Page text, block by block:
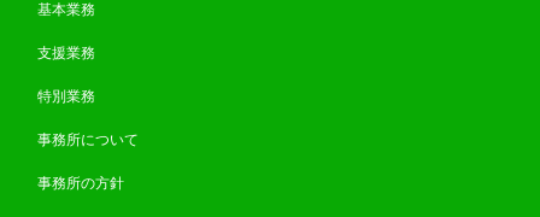
基本業務
支援業務
特別業務
事務所について
事務所の方針